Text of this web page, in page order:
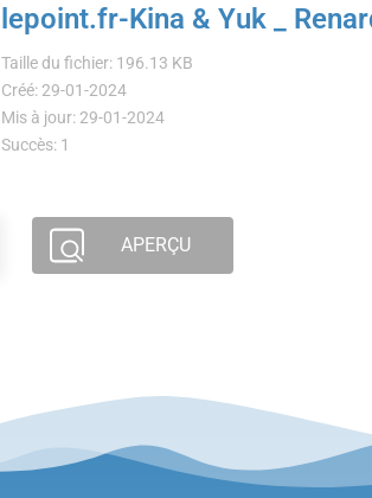
lepoint.fr-Kina & Yuk _
Taille du fichier: 196.13 KB
Créé: 29-01-2024
Mis à jour: 29-01-2024
Succès: 1
APERÇU